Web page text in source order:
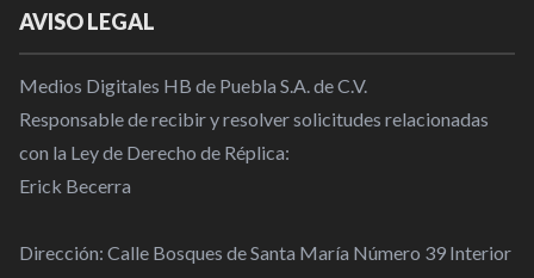
AVISO LEGAL
Medios Digitales HB de Puebla S.A. de C.V.
Responsable de recibir y resolver solicitudes relacionadas
con la Ley de Derecho de Réplica:
Erick Becerra
Dirección: Calle Bosques de Santa María Número 39 Interior